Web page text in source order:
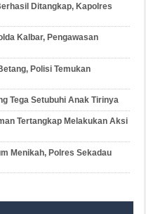
Ditangkap, Kapolres
Kalbar, Pengawasan
Polisi Temukan
Tega Setubuhi Anak Tirinya
Tertangkap Melakukan Aksi
Menikah, Polres Sekadau